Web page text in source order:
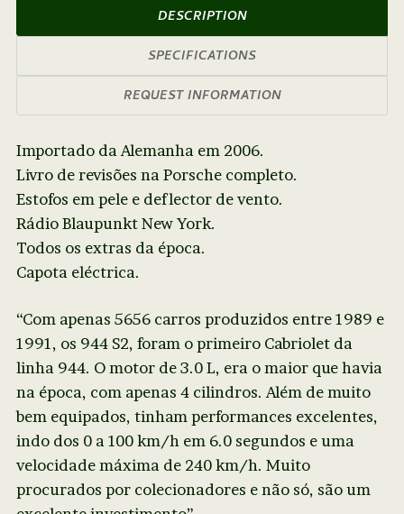
DESCRIPTION
SPECIFICATIONS
REQUEST INFORMATION
Importado da Alemanha em 2006.
Livro de revisões na Porsche completo.
Estofos em pele e deflector de vento.
Rádio Blaupunkt New York.
Todos os extras da época.
Capota eléctrica.
“Com apenas 5656 carros produzidos entre 1989 e
1991, os 944 S2, foram o primeiro Cabriolet da
linha 944. O motor de 3.0 L, era o maior que havia
na época, com apenas 4 cilindros. Além de muito
bem equipados, tinham performances excelentes,
indo dos 0 a 100 km/h em 6.0 segundos e uma
velocidade máxima de 240 km/h. Muito
procurados por colecionadores e não só, são um